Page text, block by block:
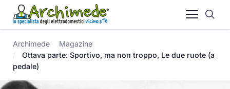
Archimede
Magazine
Ottava parte: Sportivo, ma non troppo, Le due ruote (a
pedale)